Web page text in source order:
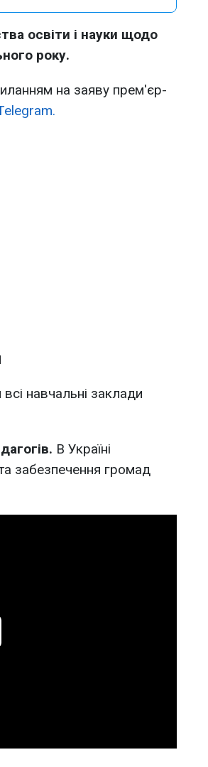
освіти і науки щодо
року.
на заяву прем'єр-
навчальні заклади
В Україні
забезпечення громад